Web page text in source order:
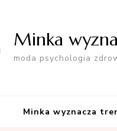
Minka
moda psychologia
Minka wyznacza